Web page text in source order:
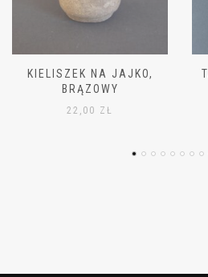
TALERZ DESER Ø15CM.
BRĄZOWY
55,00 ZŁ